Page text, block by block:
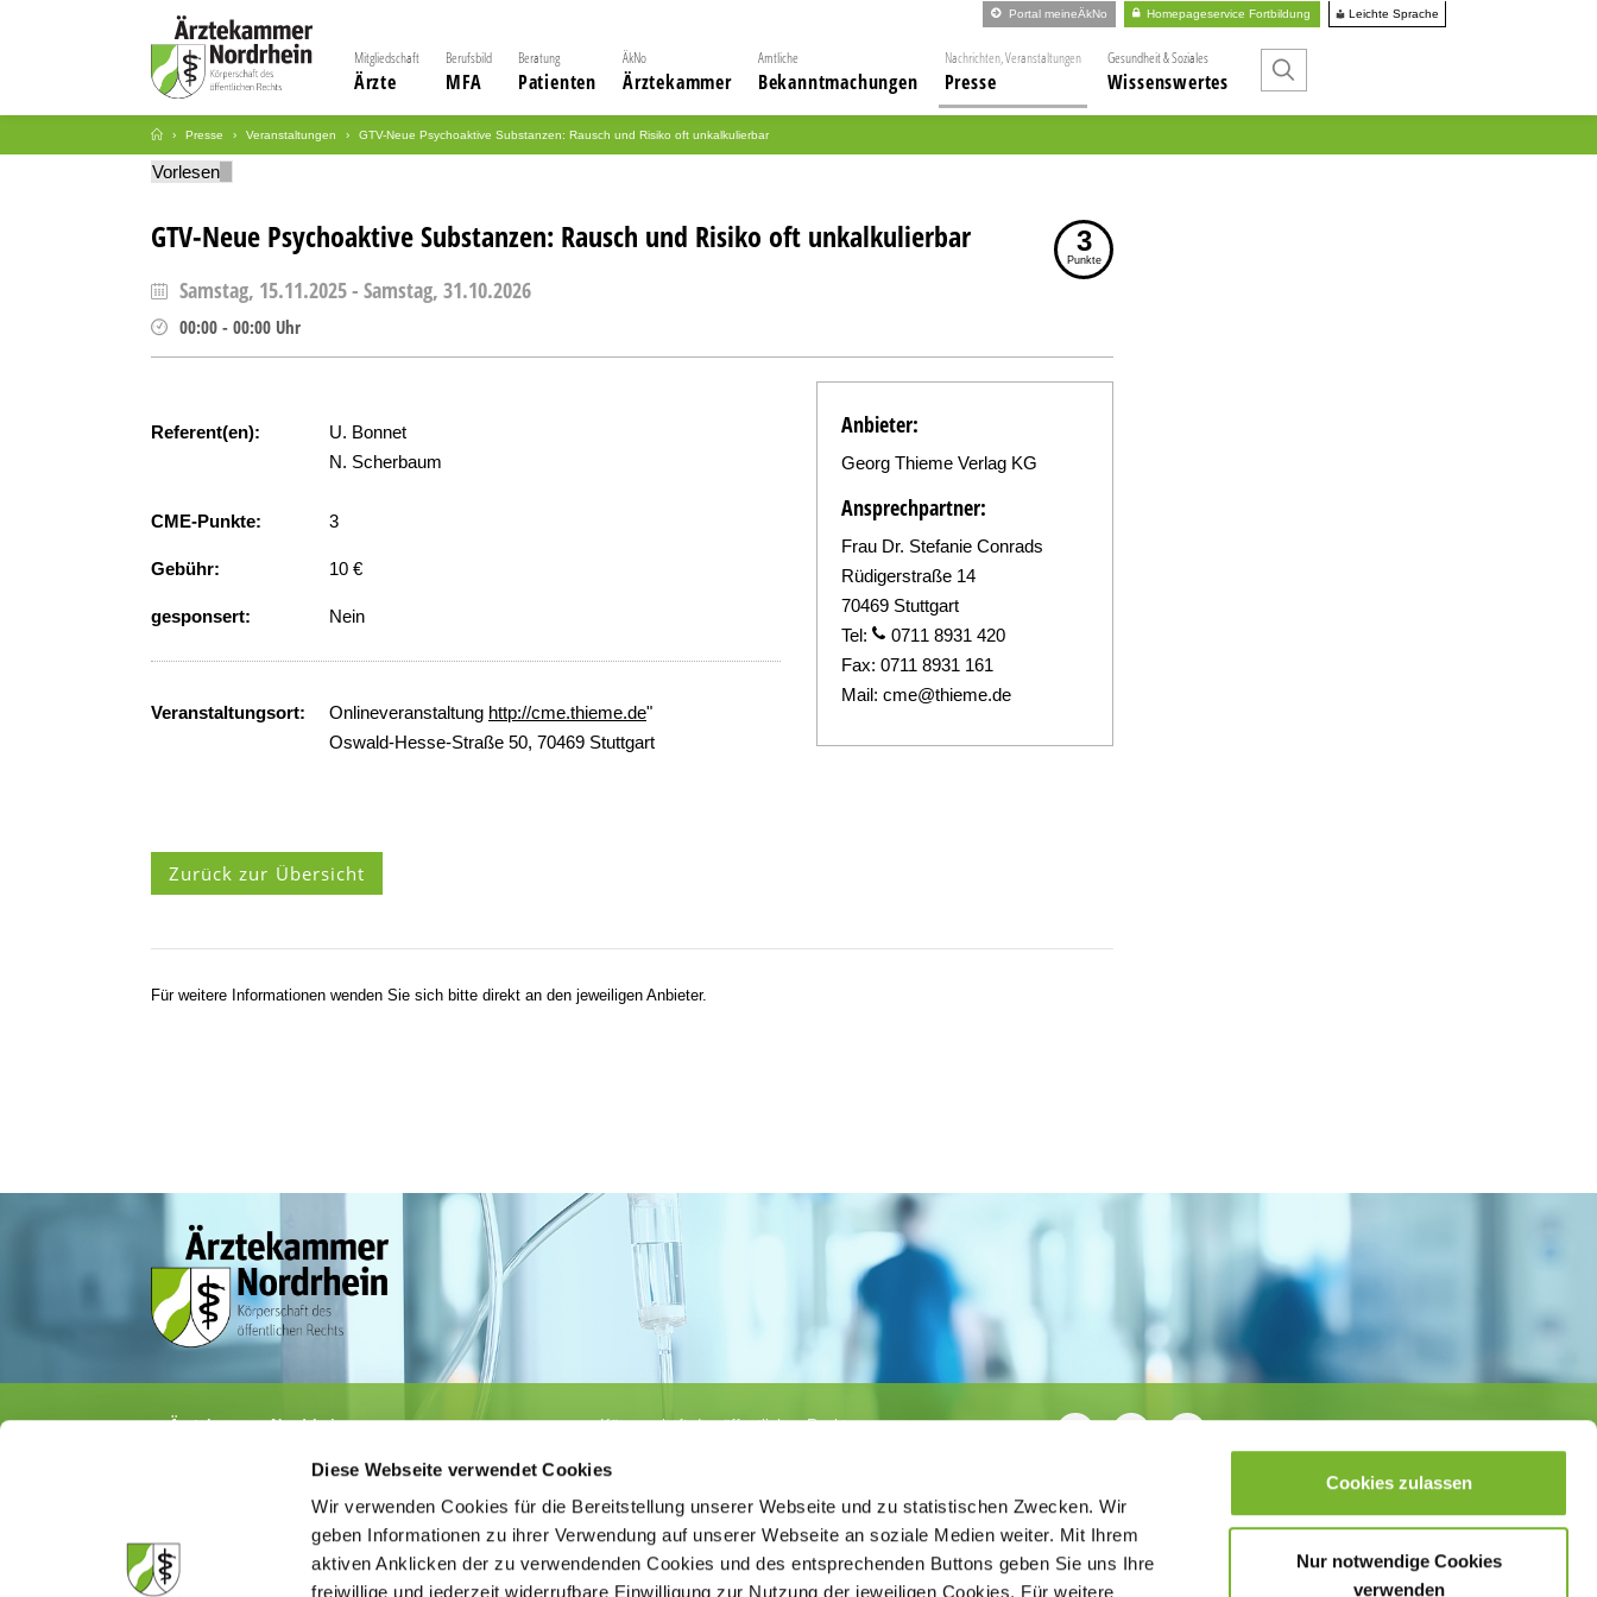
Diese Webseite verwendet Cookies
Wir verwenden Cookies für die Bereitstellung unserer Webseite und zu statistischen Zwecken. Wir
geben Informationen zu ihrer Verwendung auf unserer Webseite an soziale Medien weiter. Mit Ihrem
aktiven Anklicken der zu verwendenden Cookies und des entsprechenden Buttons geben Sie uns Ihre
freiwillige und jederzeit widerrufbare Einwilligung zur Nutzung der jeweiligen Cookies. Für weitere
Cookies zulassen
Nur notwendige Cookies
verwenden
Portal meineÄkNo Homepageservice Fortbildung Leichte Sprache
Mitgliedschaft
Ärzte
Berufsbild
MFA
Beratung
Patienten
ÄkNo
Ärztekammer
Amtliche
Bekanntmachungen
Nachrichten, Veranstaltungen
Presse
Gesundheit & Soziales
Wissenswertes
Presse Veranstaltungen GTV-Neue Psychoaktive Substanzen: Rausch und Risiko oft unkalkulierbar
Vorlesen
GTV-Neue Psychoaktive Substanzen: Rausch und Risiko oft unkalkulierbar 3
Punkte
Samstag, 15.11.2025- Samstag, 31.10.2026
00:00 - 00:00 Uhr
Referent(en):
U. Bonnet
N. Scherbaum
CME-Punkte: 3
Gebühr: 10 €
gesponsert: Nein
Veranstaltungsort: Onlineveranstaltung http://cme.thieme.de"
Oswald-Hesse-Straße 50, 70469 Stuttgart
Anbieter:
Georg Thieme Verlag KG
Ansprechpartner:
Frau Dr. Stefanie Conrads
Rüdigerstraße 14
70469 Stuttgart
Tel:
0711 8931 420
Fax: 0711 8931 161
Mail: cme@thieme.de
Zurück zur Übersicht
Für weitere Informationen wenden Sie sich bitte direkt an den jeweiligen Anbieter.
Ärztekammer Nordrhein
· Fax 0211 / 4302 2009
aerztekammer@aekno.de
Körperschaft des öffentlichen Rechts